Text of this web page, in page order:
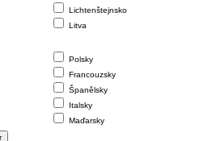
Lichtenštejnsko
Litva
Polsky
Francouzsky
Španělsky
Italsky
Maďarsky